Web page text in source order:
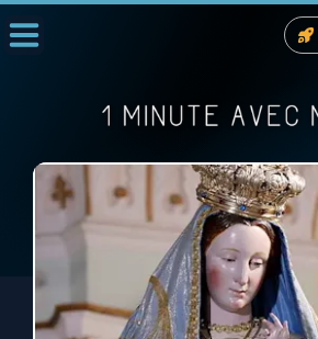
1000 Raisons de Croire
L'actualité de la semaine